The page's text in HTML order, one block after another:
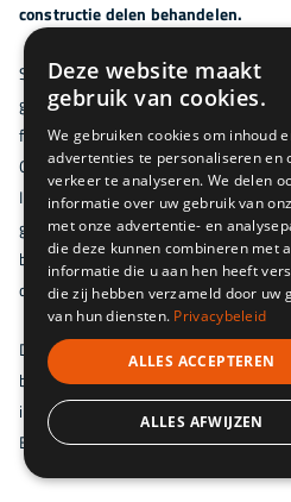
constructie delen behandelen.
Shard Place, een 26 verdiepingen
gelegen naast The Shard en The
fase van de 2,5 miljoen vierkante
Quarter.
In totaal zullen er 176 residentiële
grootte variëren van studio’s tot
beschikken over een daktuin op de
directe toegang geeft tot de
De sloop is voltooid en de
basis te leggen voor Shard Place. De
in 2020 te worden afgerond.
Blijf onze website volgen voor meer
Deze website maakt
gebruik van cookies.
We gebruiken cookies om inhoud
advertenties te personaliseren en
verkeer te analyseren. We delen
informatie over uw gebruik van
met onze advertentie- en
die deze kunnen combineren met
informatie die u aan hen heeft
die zij hebben verzameld door uw
van hun diensten. Privacybeleid
ALLES ACCEPTEREN
ALLES AFWIJZEN